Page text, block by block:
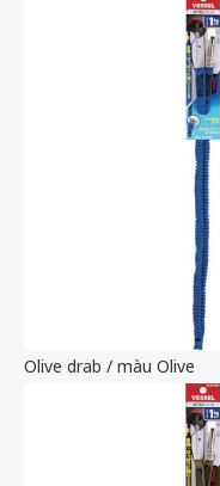
Olive drab / màu Olive